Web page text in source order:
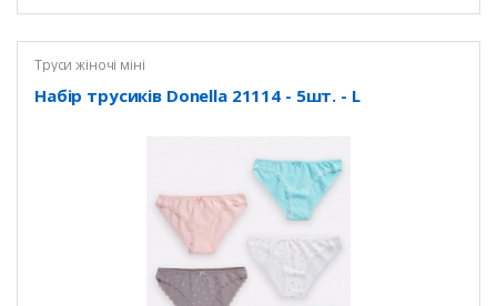
Труси жіночі міні
Набір трусиків Donella 21114 - 5шт. - L